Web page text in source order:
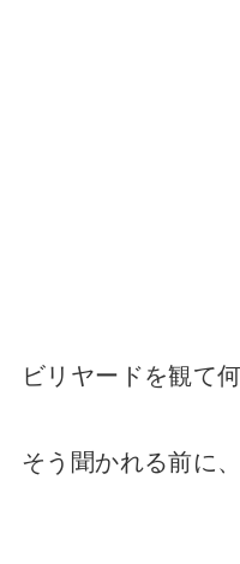
ビリヤードを観て
そう聞かれる前に